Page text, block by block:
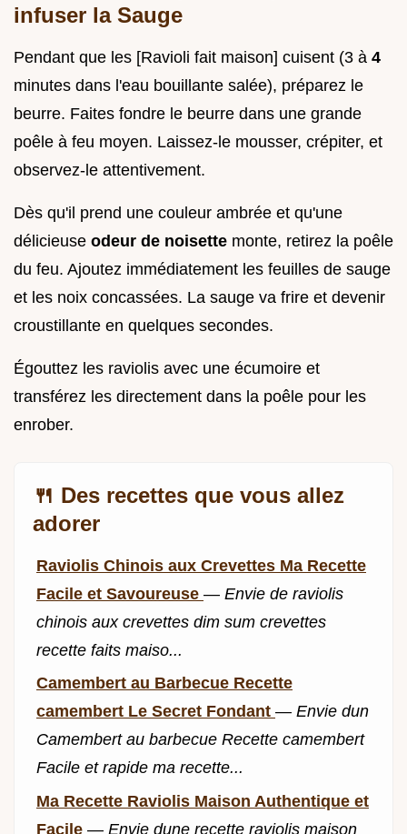
infuser la Sauge
Pendant que les [Ravioli fait maison] cuisent (3 à 4
minutes dans l'eau bouillante salée), préparez le
beurre. Faites fondre le beurre dans une grande
poêle à feu moyen. Laissez-le mousser, crépiter, et
observez-le attentivement.
Dès qu'il prend une couleur ambrée et qu'une
délicieuse odeur de noisette monte, retirez la poêle
du feu. Ajoutez immédiatement les feuilles de sauge
et les noix concassées. La sauge va frire et devenir
croustillante en quelques secondes.
Égouttez les raviolis avec une écumoire et
transférez les directement dans la poêle pour les
enrober.
🍴 Des recettes que vous allez
adorer
Raviolis Chinois aux Crevettes Ma Recette
Facile et Savoureuse — Envie de raviolis
chinois aux crevettes dim sum crevettes
recette faits maiso...
Camembert au Barbecue Recette
camembert Le Secret Fondant — Envie dun
Camembert au barbecue Recette camembert
Facile et rapide ma recette...
Ma Recette Raviolis Maison Authentique et
Facile — Envie dune recette raviolis maison